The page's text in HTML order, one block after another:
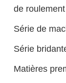
de roulement
Série de
Série
Matières